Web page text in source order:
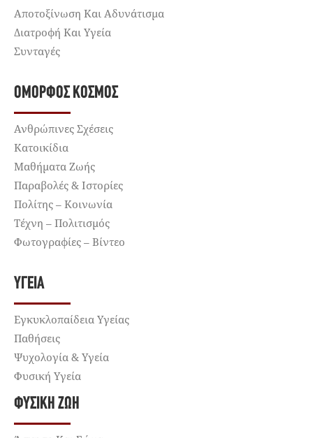
Αποτοξίνωση Και Αδυνάτισμα
Διατροφή Και Υγεία
Συνταγές
ΌΜΟΡΦΟΣ ΚΌΣΜΟΣ
Ανθρώπινες Σχέσεις
Κατοικίδια
Μαθήματα Ζωής
Παραβολές & Ιστορίες
Πολίτης – Κοινωνία
Τέχνη – Πολιτισμός
Φωτογραφίες – Βίντεο
ΥΓΕΊΑ
Εγκυκλοπαίδεια Υγείας
Παθήσεις
Ψυχολογία & Υγεία
Φυσική Υγεία
ΦΥΣΙΚΉ ΖΩΉ